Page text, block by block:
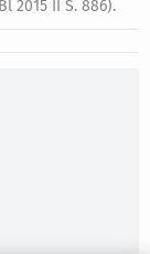
2015 II S. 886).